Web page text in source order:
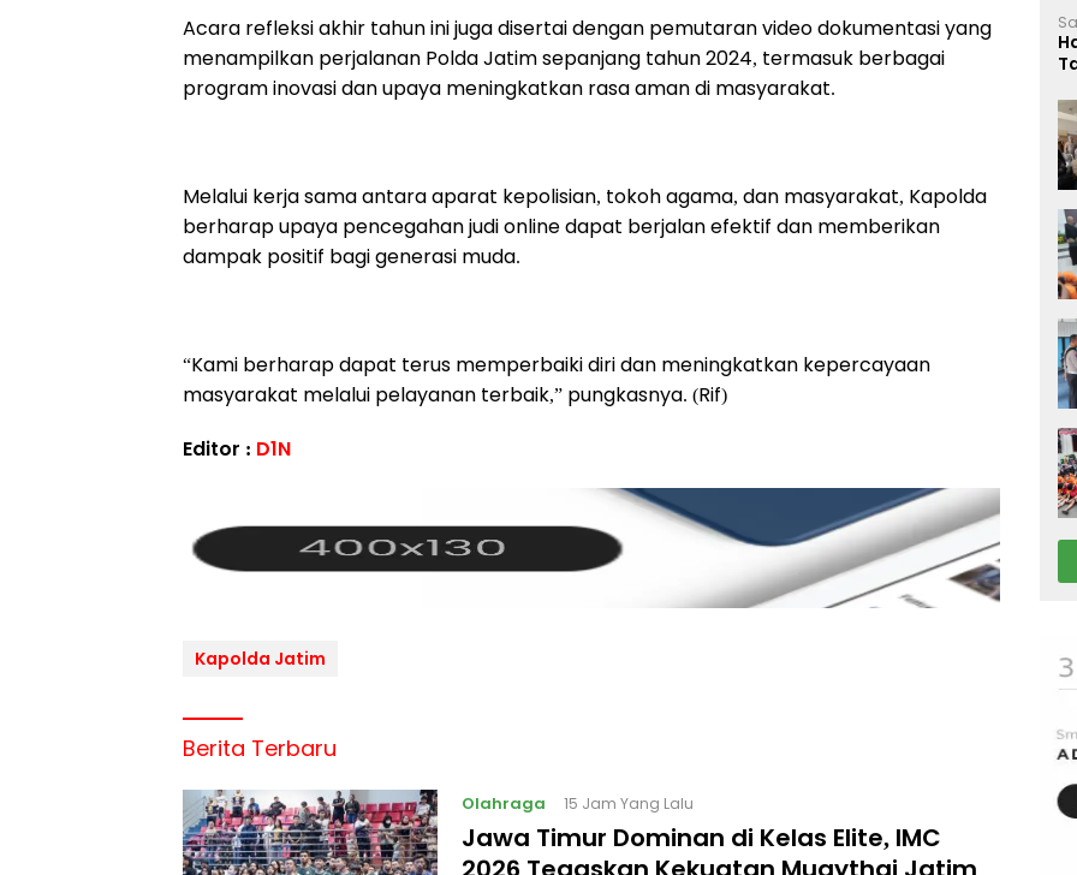
Acara refleksi akhir tahun ini juga disertai dengan pemutaran video dokumentasi yang
menampilkan perjalanan Polda Jatim sepanjang tahun 2024, termasuk berbagai
program inovasi dan upaya meningkatkan rasa aman di masyarakat.
Melalui kerja sama antara aparat kepolisian, tokoh agama, dan masyarakat, Kapolda
berharap upaya pencegahan judi online dapat berjalan efektif dan memberikan
dampak positif bagi generasi muda.
“Kami berharap dapat terus memperbaiki diri dan meningkatkan kepercayaan
masyarakat melalui pelayanan terbaik,” pungkasnya. (Rif)
Editor : D1N
Kapolda Jatim
Berita Terbaru
Olahraga 15 Jam Yang Lalu
Jawa Timur Dominan di Kelas Elite, IMC